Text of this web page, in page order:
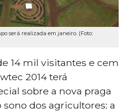
será realizada em janeiro. (Foto:
14 mil visitantes e cem
2014 terá
sobre a nova praga
dos agricultores: a